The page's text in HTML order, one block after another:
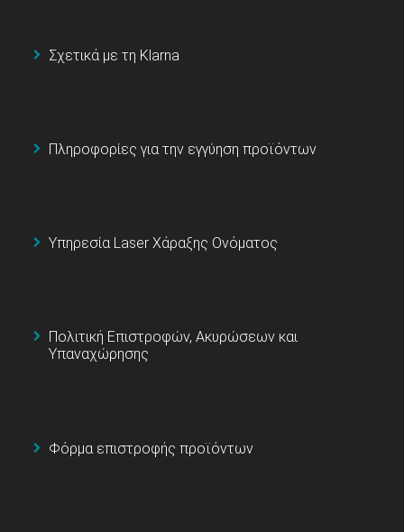
Σχετικά με τη Klarna
Πληροφορίες για την εγγύηση προϊόντων
Υπηρεσία Laser Χάραξης Ονόματος
Πολιτική Επιστροφών, Ακυρώσεων και
Υπαναχώρησης
Φόρμα επιστροφής προϊόντων